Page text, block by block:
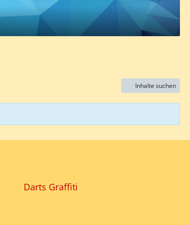
Inhalte suchen
Darts Graffiti